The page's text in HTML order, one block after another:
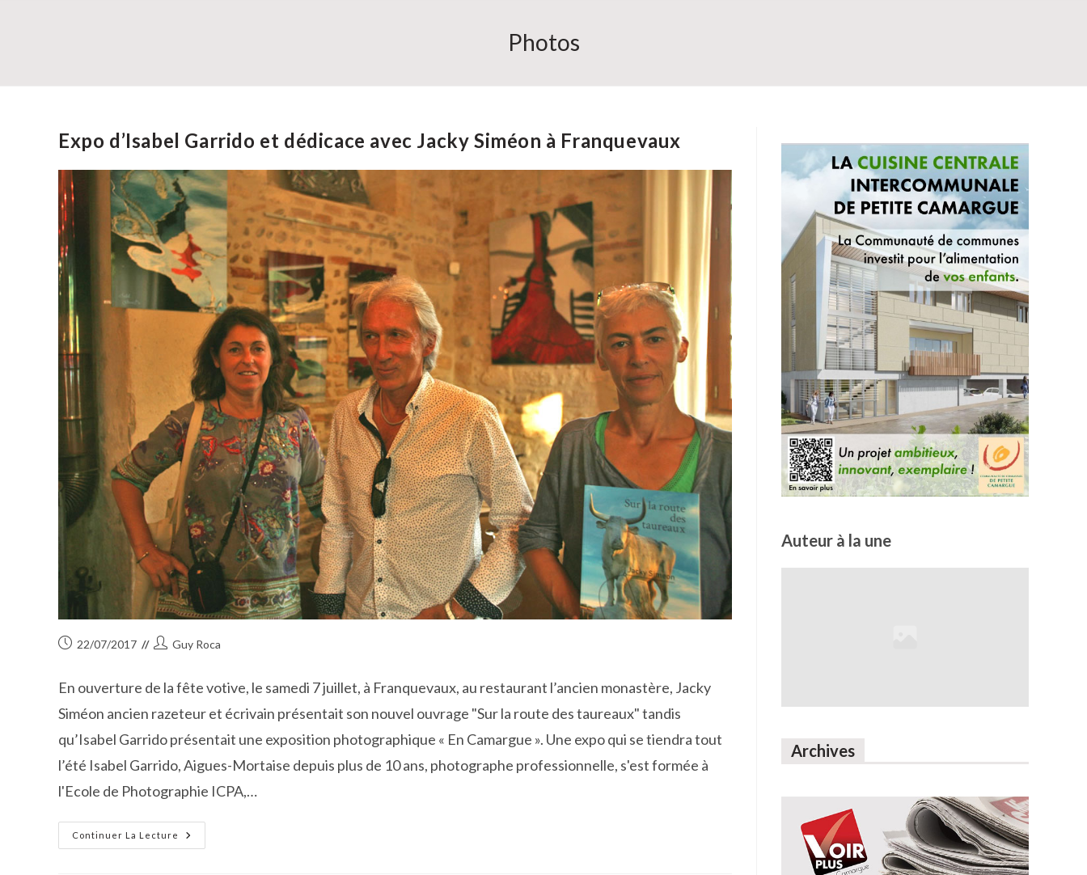
Photos
Expo d’Isabel Garrido et dédicace avec Jacky Siméon à Franquevaux
Publication
22/07/2017
Auteur/autrice
publication :
Guy Roca
En ouverture de la fête votive, le samedi 7 juillet, à Franquevaux, au restaurant l’ancien monastère, Jacky
Siméon ancien razeteur et écrivain présentait son nouvel ouvrage "Sur la route des taureaux" tandis
qu’Isabel Garrido présentait une exposition photographique « En Camargue ». Une expo qui se tiendra tout
l’été Isabel Garrido, Aigues-Mortaise depuis plus de 10 ans, photographe professionnelle, s'est formée à
l'Ecole de Photographie ICPA,…
Continuer La Lecture
Expo
D’Isabel
Auteur à la une
Archives